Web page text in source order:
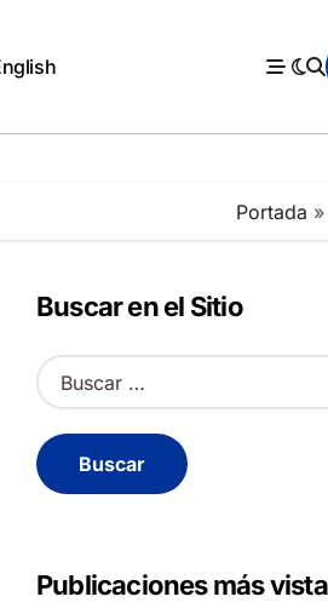
Portada »
Buscar en el Sitio
B
u
c
a
Publicaciones más